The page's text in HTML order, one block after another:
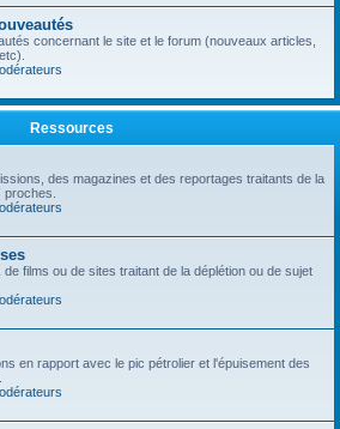
concernant le site et le forum (nouveaux articles,
Ressources
des magazines et des reportages traitants de la
films ou de sites traitant de la déplétion ou de sujet
en rapport avec le pic pétrolier et l'épuisement des